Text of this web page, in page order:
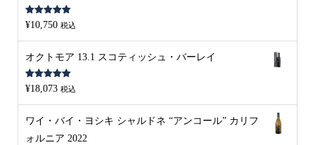
5段階中5.00
の評価
¥10,750 税込
オクトモア 13.1 スコティッシュ・バーレイ
5段階中5.00
の評価
¥18,073 税込
ワイ・バイ・ヨシキ シャルドネ “アンコール” カリフ
ォルニア 2022